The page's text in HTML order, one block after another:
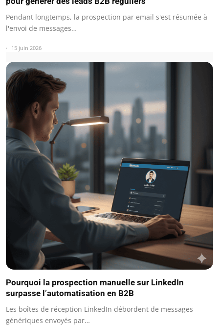
Pendant longtemps, la prospection par email s'est résumée à
l'envoi de messages…
15 juin 2026
Pourquoi la prospection manuelle sur LinkedIn
surpasse l’automatisation en B2B
Les boîtes de réception LinkedIn débordent de messages
génériques envoyés par…